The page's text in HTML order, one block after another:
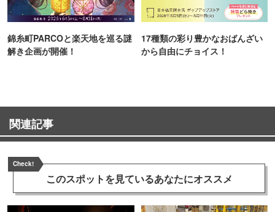
錦糸町PARCOと楽天地を巡る謎
解き企画が開催！
17種類の彩り豊かなおばんざい
から自由にチョイス！
関連記事
Check!
このスポットを見ているあなたにオススメ